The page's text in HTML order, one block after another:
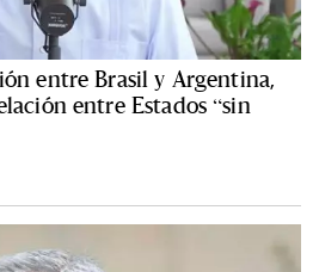
entre Brasil y Argentina,
entre Estados “sin